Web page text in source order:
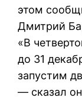
этом
Дмитрий
«В
до 31
запустим
— сказал